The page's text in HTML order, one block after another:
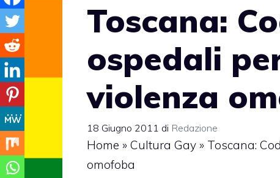
Toscana:
ospedali
violenza
18 Giugno 2011 di Redazione
Home » Cultura Gay » Toscana:
omofoba